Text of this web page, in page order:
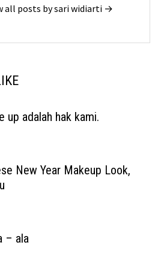
all posts by sari widiarti →
up adalah hak kami.
New Year Makeup Look,
– ala